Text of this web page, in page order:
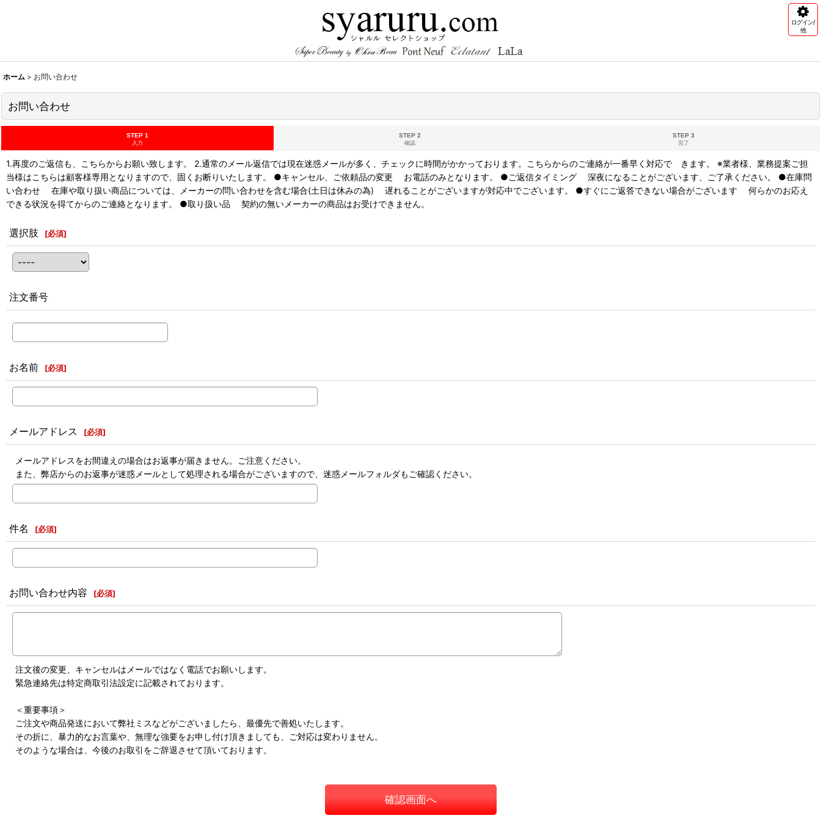
ログイン/
他
ホーム > お問い合わせ
お問い合わせ
STEP 1
入力
STEP 2
確認
STEP 3
完了
1.再度のご返信も、こちらからお願い致します。 2.通常のメール返信では現在迷惑メールが多く、チェックに時間がかかっております。こちらからのご連絡が一番早く対応で きます。 ※業者様、業務提案ご担
当様はこちらは顧客様専用となりますので、固くお断りいたします。 ●キャンセル、ご依頼品の変更 お電話のみとなります。 ●ご返信タイミング 深夜になることがございます、ご了承ください。 ●在庫問
い合わせ 在庫や取り扱い商品については、メーカーの問い合わせを含む場合(土日は休みの為) 遅れることがございますが対応中でございます。 ●すぐにご返答できない場合がございます 何らかのお応え
できる状況を得てからのご連絡となります。 ●取り扱い品 契約の無いメーカーの商品はお受けできません。
選択肢 [必須]
注文番号
お名前 [必須]
メールアドレス [必須]
メールアドレスをお間違えの場合はお返事が届きません。ご注意ください。
また、弊店からのお返事が迷惑メールとして処理される場合がございますので、迷惑メールフォルダもご確認ください。
件名 [必須]
お問い合わせ内容 [必須]
注文後の変更、キャンセルはメールではなく電話でお願いします。
緊急連絡先は特定商取引法設定に記載されております。
＜重要事項＞
ご注文や商品発送において弊社ミスなどがございましたら、最優先で善処いたします。
その折に、暴力的なお言葉や、無理な強要をお申し付け頂きましても、ご対応は変わりません。
そのような場合は、今後のお取引をご辞退させて頂いております。
確認画面へ